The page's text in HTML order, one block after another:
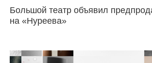
Большой театр объявил
на «Нуреева»